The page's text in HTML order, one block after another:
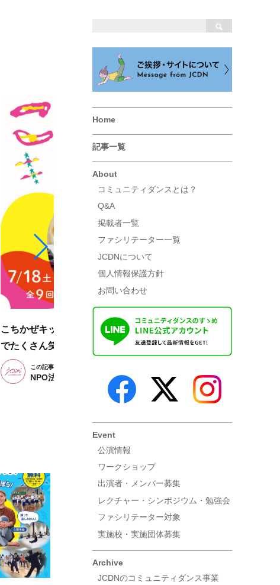
Home
記事一覧
About
コミュニティダンスとは？
Q&A
掲載者一覧
ファシリテーター一覧
JCDNについて
個人情報保護方針
お問い合わせ
Event
公演情報
ワークショップ
出演者・メンバー募集
レクチャー・シンポジウム・勉強会
ファシリテーター対象
実施校・実施団体募集
Archive
JCDNのコミュニティダンス事業
こちかぜキッズダンス2026＜夏秋編＞ 「みんなでたくさん踊っ
でたくさん笑おう！」ダンスワークショップ参加者募集！
この記事を書いた人
NPO法人JCDN